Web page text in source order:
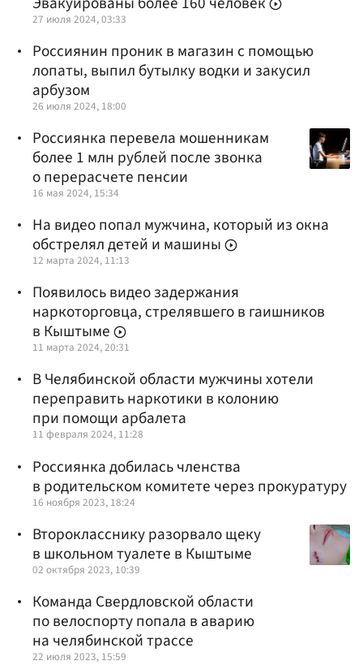
27 июля 2024, 03:33
Россиянин проник в магазин с помощью
лопаты, выпил бутылку водки и закусил
арбузом
26 июля 2024, 18:00
Россиянка перевела мошенникам
более 1 млн рублей после звонка
о перерасчете пенсии
16 мая 2024, 15:34
На видео попал мужчина, который из окна
обстрелял детей и машины
12 марта 2024, 11:13
Появилось видео задержания
наркоторговца, стрелявшего в гаишников
в Кыштыме
11 марта 2024, 20:31
В Челябинской области мужчины хотели
переправить наркотики в колонию
при помощи арбалета
11 февраля 2024, 11:28
Россиянка добилась членства
в родительском комитете через прокуратуру
16 ноября 2023, 18:24
Второкласснику разорвало щеку
в школьном туалете в Кыштыме
02 октября 2023, 10:39
Команда Свердловской области
по велоспорту попала в аварию
на челябинской трассе
22 июля 2023, 15:59